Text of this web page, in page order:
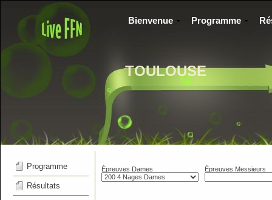
TOULOUSE
Bienvenue Programme
Programme
Résultats
Épreuves Dames Épreuves Messieurs